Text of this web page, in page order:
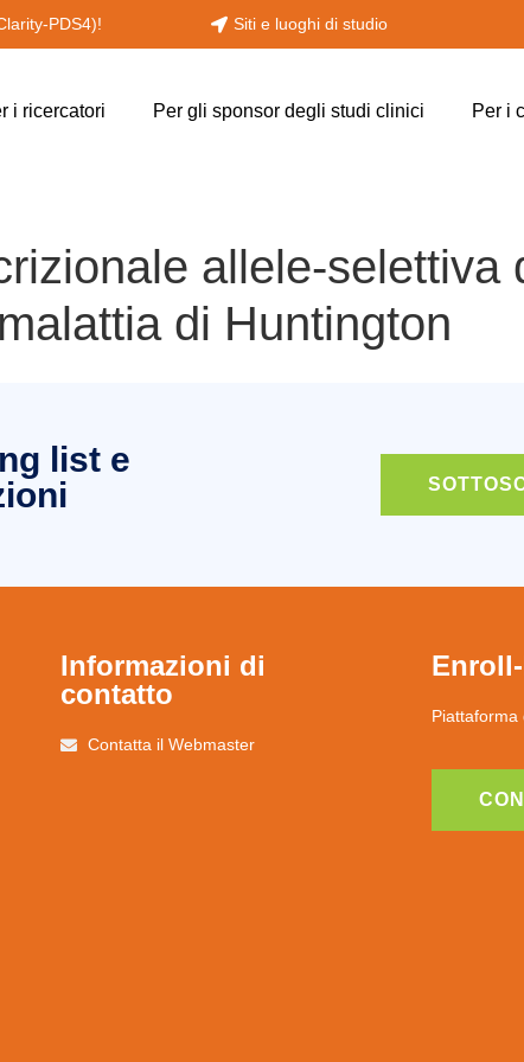
PDS4)! Siti e luoghi di studio
i ricercatori Per gli sponsor degli studi clinici Per i
allele-selettiva
di Huntington
list e
Informazioni di
contatto
Contatta il Webmaster
Piattaforma